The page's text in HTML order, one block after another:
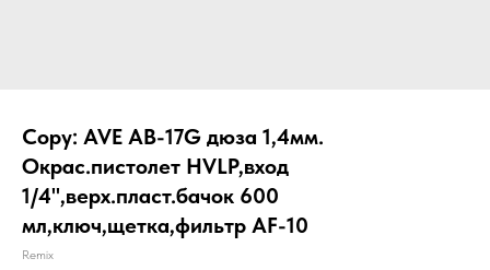
Copy: AVE AB-17G дюза 1,4мм.
Окрас.пистолет HVLP,вход
1/4",верх.пласт.бачок 600
мл,ключ,щетка,фильтр AF-10
Remix